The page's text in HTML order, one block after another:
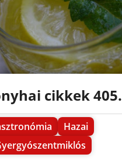
cikkek 405.
Hazai